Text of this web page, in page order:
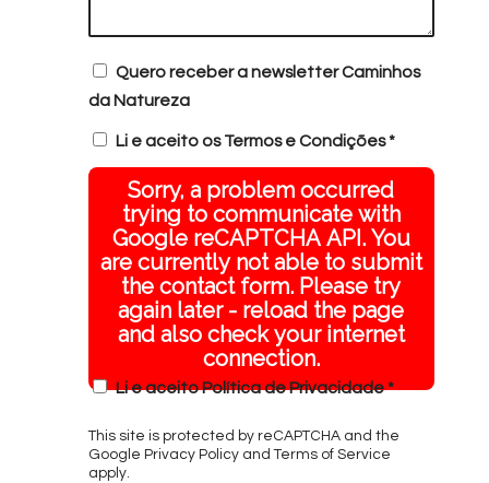
Quero receber a newsletter Caminhos
da Natureza
Li e aceito osTermos e Condições *
Sorry, a problem occurred
trying to communicate with
Google reCAPTCHA API. You
are currently not able to submit
the contact form. Please try
again later - reload the page
and also check your internet
connection.
Li e aceitoPolítica de Privacidade*
This site is protected by reCAPTCHA and the
Google Privacy PolicyandTerms of Service
apply.